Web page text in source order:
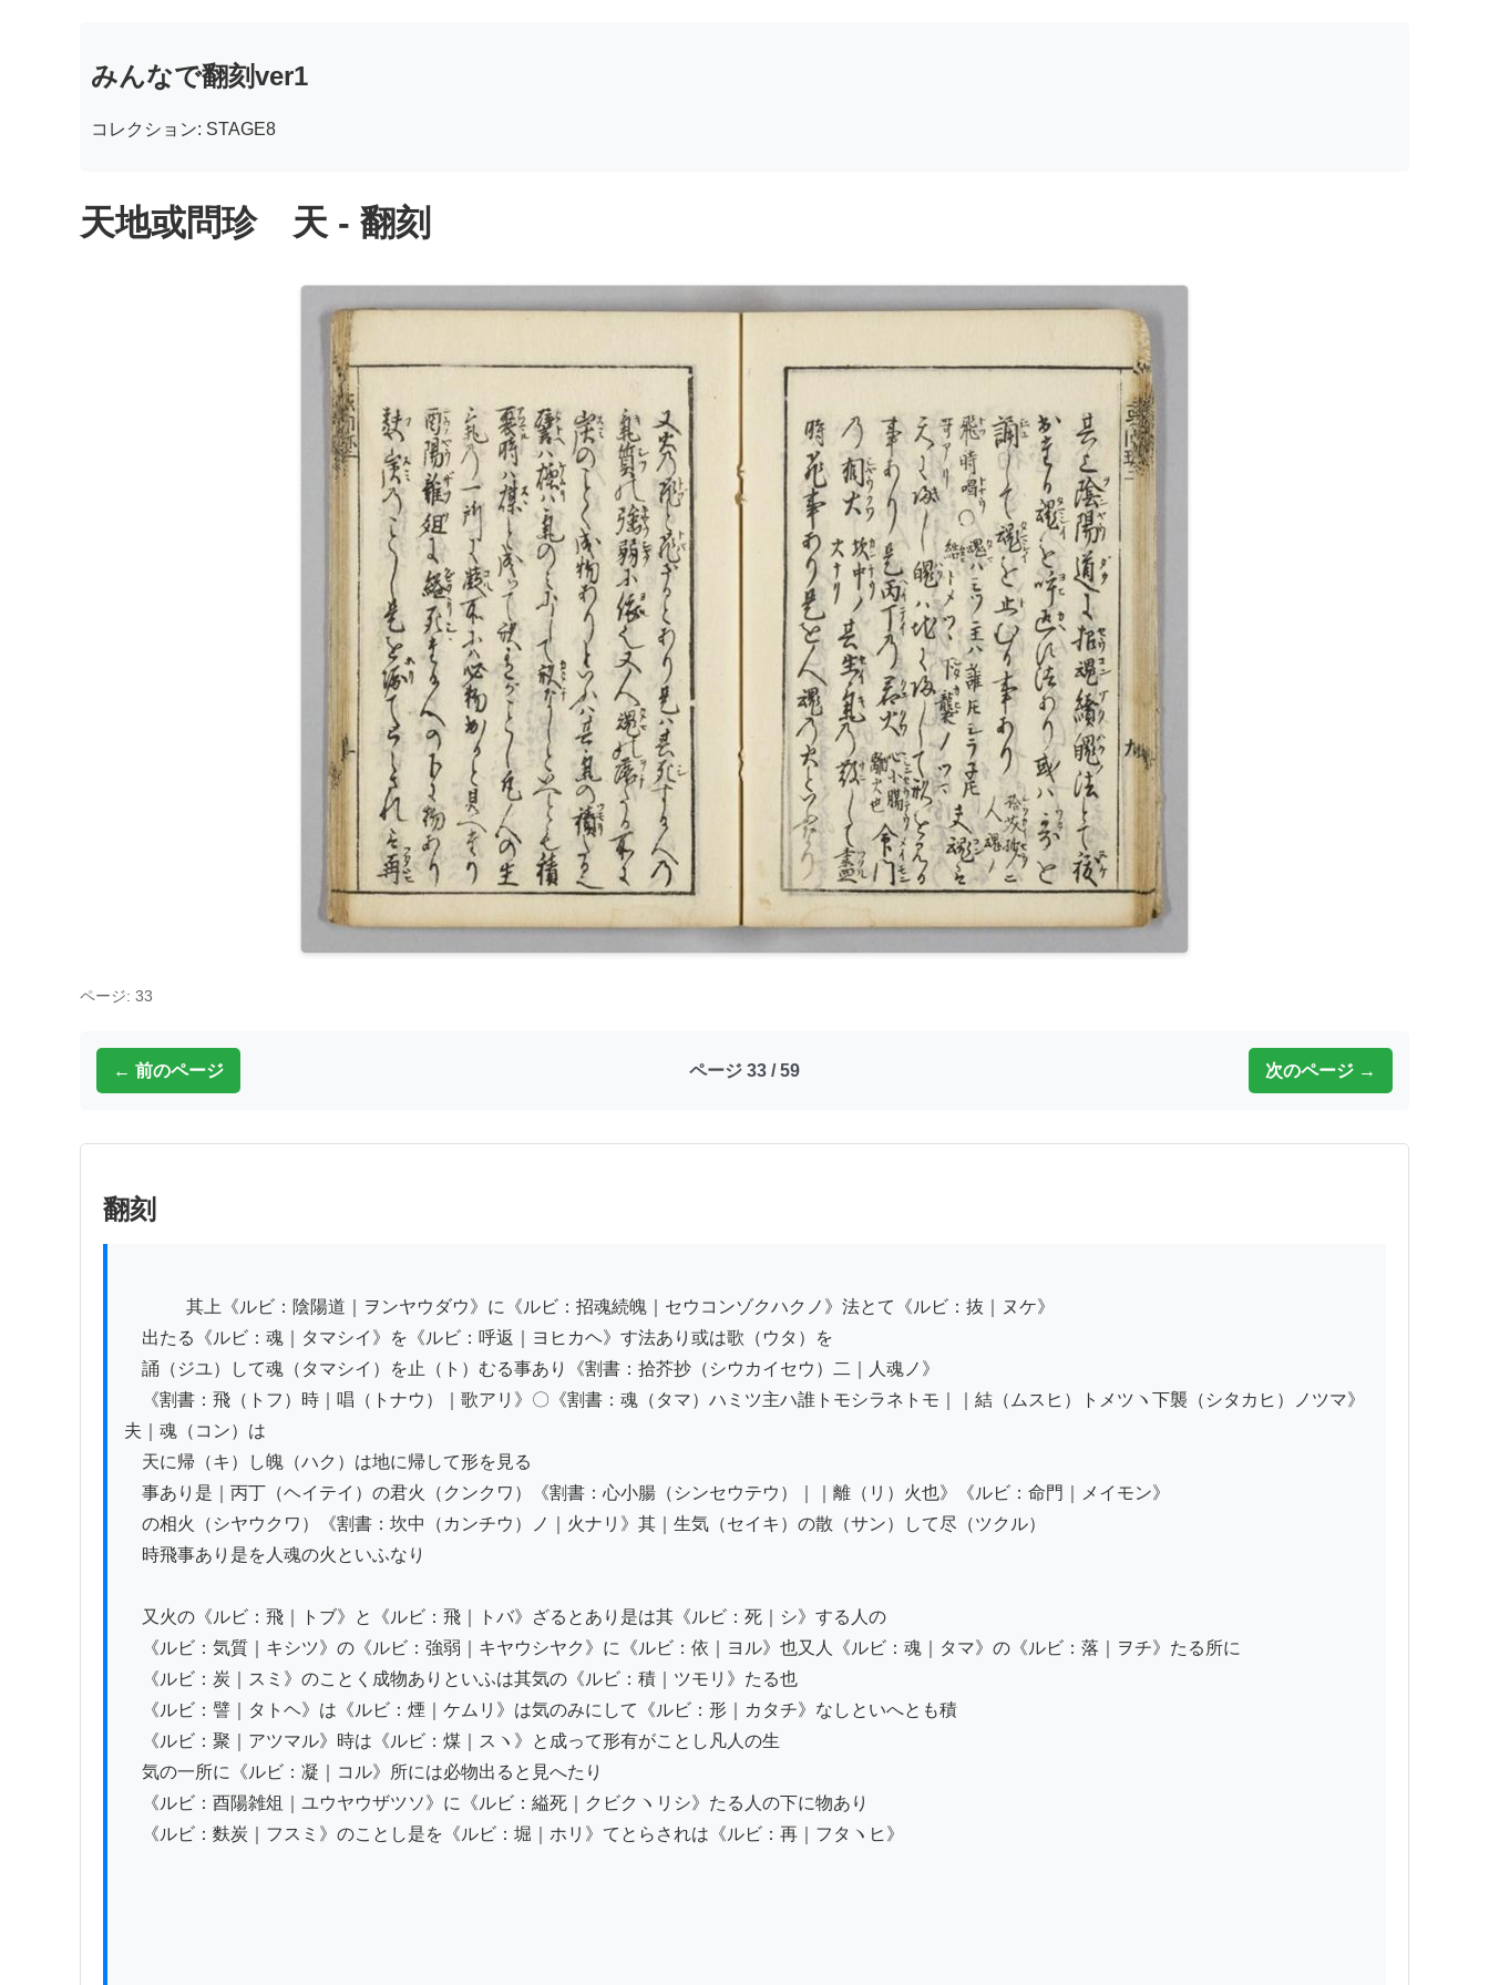
みんなで翻刻ver1
コレクション: STAGE8
天地或問珍 天 - 翻刻
ページ: 33
← 前のページ ページ 33 / 59 次のページ →
翻刻
出たる《ルビ：魂｜タマシイ》を《ルビ：呼返｜ヨヒカヘ》す法あり或は歌（ウタ）を
誦（ジユ）して魂（タマシイ）を止（ト）むる事あり《割書：拾芥抄（シウカイセウ）二｜人魂ノ》
《割書：飛（トフ）時｜唱（トナウ）｜歌アリ》〇《割書：魂（タマ）ハミツ主ハ誰トモシラネトモ｜｜結（ムスヒ）トメツヽ下襲（シタカヒ）ノツマ》
夫｜魂（コン）は
天に帰（キ）し魄（ハク）は地に帰して形を見る
事あり是｜丙丁（ヘイテイ）の君火（クンクワ）《割書：心小腸（シンセウテウ）｜｜離（リ）火也》《ルビ：命門｜メイモン》
の相火（シヤウクワ）《割書：坎中（カンチウ）ノ｜火ナリ》其｜生気（セイキ）の散（サン）して尽（ツクル）
時飛事あり是を人魂の火といふなり
又火の《ルビ：飛｜トブ》と《ルビ：飛｜トバ》ざるとあり是は其《ルビ：死｜シ》する人の
《ルビ：気質｜キシツ》の《ルビ：強弱｜キヤウシヤク》に《ルビ：依｜ヨル》也又人《ルビ：魂｜タマ》の《ルビ：落｜ヲチ》たる所に
《ルビ：炭｜スミ》のことく成物ありといふは其気の《ルビ：積｜ツモリ》たる也
《ルビ：譬｜タトヘ》は《ルビ：煙｜ケムリ》は気のみにして《ルビ：形｜カタチ》なしといへとも積
《ルビ：聚｜アツマル》時は《ルビ：煤｜スヽ》と成って形有がことし凡人の生
気の一所に《ルビ：凝｜コル》所には必物出ると見へたり
《ルビ：酉陽雑俎｜ユウヤウザツソ》に《ルビ：縊死｜クビクヽリシ》たる人の下に物あり
《ルビ：麩炭｜フスミ》のことし是を《ルビ：堀｜ホリ》てとらされは《ルビ：再｜フタヽヒ》